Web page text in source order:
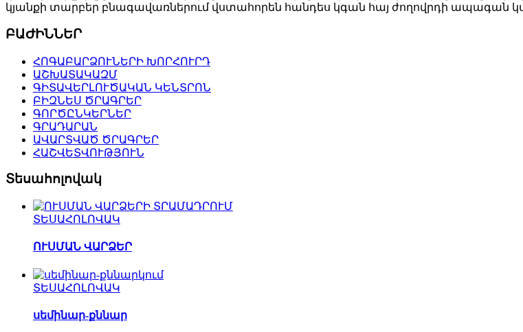
կյանքի տարբեր բնագավառներում վստահորեն հանդես կգան հայ ժողովրդի ապագան
ԲԱԺԻՆՆԵՐ
ՀՈԳԱԲԱՐՁՈՒՆԵՐԻ ԽՈՐՀՈՒՐԴ
ԱՇԽԱՏԱԿԱԶՄ
ԳԻՏԱՎԵՐԼՈՒԾԱԿԱՆ ԿԵՆՏՐՈՆ
ԲԻԶՆԵՍ ԾՐԱԳՐԵՐ
ԳՈՐԾԸՆԿԵՐՆԵՐ
ԳՐԱԴԱՐԱՆ
ԱՎԱՐՏՎԱԾ ԾՐԱԳՐԵՐ
ՀԱՇՎԵՏՎՈՒԹՅՈՒՆ
Տեսահոլովակ
ՏԵՍԱՀՈԼՈՎԱԿ
ՈՒՍՄԱՆ ՎԱՐՁԵՐ
ՏԵՍԱՀՈԼՈՎԱԿ
սեմինար-քննար